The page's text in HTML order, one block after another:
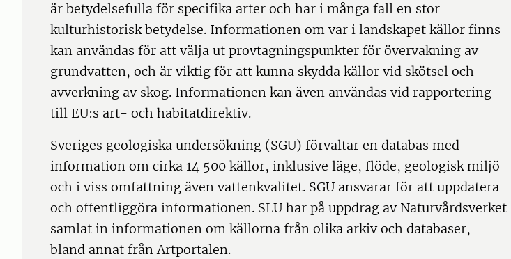
är betydelsefulla för specifika arter och har i många fall en stor
kulturhistorisk betydelse. Informationen om var i landskapet källor finns
kan användas för att välja ut provtagningspunkter för övervakning av
grundvatten, och är viktig för att kunna skydda källor vid skötsel och
avverkning av skog. Informationen kan även användas vid rapportering
till EU:s art- och habitatdirektiv.
Sveriges geologiska undersökning (SGU) förvaltar en databas med
information om cirka 14 500 källor, inklusive läge, flöde, geologisk miljö
och i viss omfattning även vattenkvalitet. SGU ansvarar för att uppdatera
och offentliggöra informationen. SLU har på uppdrag av Naturvårdsverket
samlat in informationen om källorna från olika arkiv och databaser,
bland annat från Artportalen.